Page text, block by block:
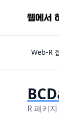
Web-R
R 패키